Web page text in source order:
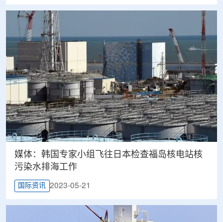
媒体：韩国专家小组飞往日本检查福岛核电站核
污染水排海工作
国际资讯 2023-05-21